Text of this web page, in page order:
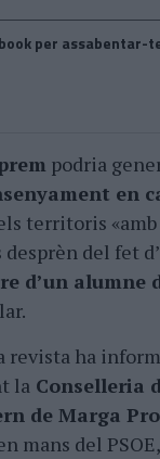
per assabentar-
podria
en
territoris
del fet
d’un alumne
revista ha
la Conselleria
de Marga
mans del